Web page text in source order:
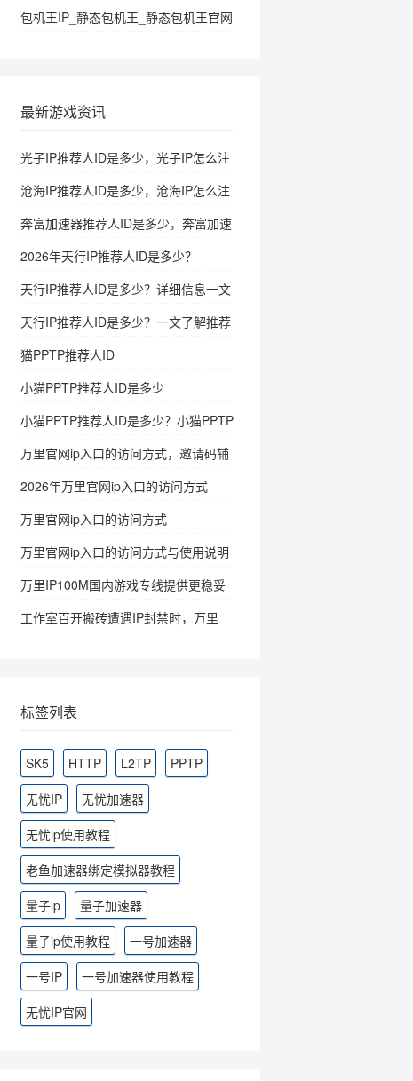
包机王IP_静态包机王_静态包机王官网
最新游戏资讯
光子IP推荐人ID是多少，光子IP怎么注
沧海IP推荐人ID是多少，沧海IP怎么注
奔富加速器推荐人ID是多少，奔富加速
2026年天行IP推荐人ID是多少？
天行IP推荐人ID是多少？详细信息一文
天行IP推荐人ID是多少？一文了解推荐
猫PPTP推荐人ID
小猫PPTP推荐人ID是多少
小猫PPTP推荐人ID是多少？小猫PPTP
万里官网ip入口的访问方式，邀请码辅
2026年万里官网ip入口的访问方式
万里官网ip入口的访问方式
万里官网ip入口的访问方式与使用说明
万里IP100M国内游戏专线提供更稳妥
工作室百开搬砖遭遇IP封禁时，万里
标签列表
SK5 HTTP L2TP
PPTP
无忧IP
无忧加速器
无忧ip使用教程
老鱼加速器绑定模拟器教程
量子ip
量子加速器
量子ip使用教程
一号加速器
一号IP
一号加速器使用教程
无忧IP官网